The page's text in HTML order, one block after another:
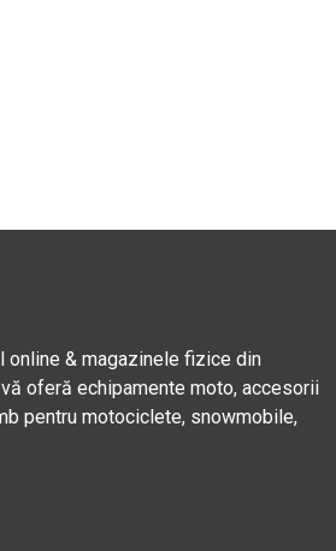
online & magazinele fizice din
oferă echipamente moto, accesorii
pentru motociclete, snowmobile,